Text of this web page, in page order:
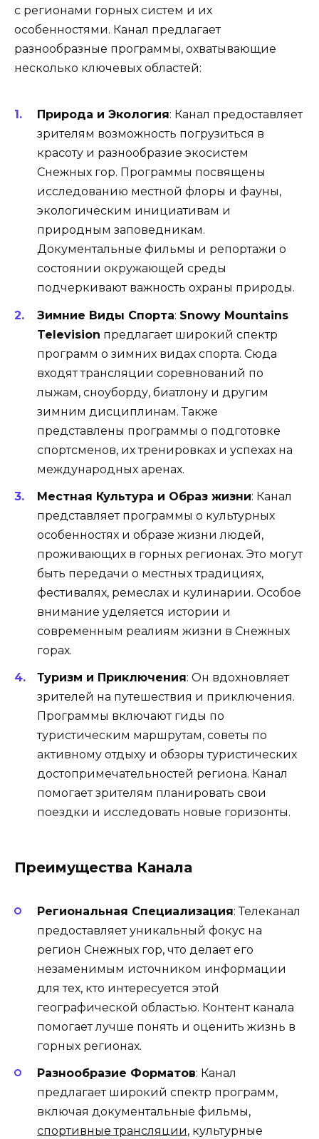
с регионами горных систем и их
особенностями. Канал предлагает
разнообразные программы, охватывающие
несколько ключевых областей:
Природа и Экология: Канал предоставляет
зрителям возможность погрузиться в
красоту и разнообразие экосистем
Снежных гор. Программы посвящены
исследованию местной флоры и фауны,
экологическим инициативам и
природным заповедникам.
Документальные фильмы и репортажи о
состоянии окружающей среды
подчеркивают важность охраны природы.
Зимние Виды Спорта: Snowy Mountains
Television предлагает широкий спектр
программ о зимних видах спорта. Сюда
входят трансляции соревнований по
лыжам, сноуборду, биатлону и другим
зимним дисциплинам. Также
представлены программы о подготовке
спортсменов, их тренировках и успехах на
международных аренах.
Местная Культура и Образ жизни: Канал
представляет программы о культурных
особенностях и образе жизни людей,
проживающих в горных регионах. Это могут
быть передачи о местных традициях,
фестивалях, ремеслах и кулинарии. Особое
внимание уделяется истории и
современным реалиям жизни в Снежных
горах.
Туризм и Приключения: Он вдохновляет
зрителей на путешествия и приключения.
Программы включают гиды по
туристическим маршрутам, советы по
активному отдыху и обзоры туристических
достопримечательностей региона. Канал
помогает зрителям планировать свои
поездки и исследовать новые горизонты.
Преимущества Канала
Региональная Специализация: Телеканал
предоставляет уникальный фокус на
регион Снежных гор, что делает его
незаменимым источником информации
для тех, кто интересуется этой
географической областью. Контент канала
помогает лучше понять и оценить жизнь в
горных регионах.
Разнообразие Форматов: Канал
предлагает широкий спектр программ,
включая документальные фильмы,
спортивные трансляции, культурные